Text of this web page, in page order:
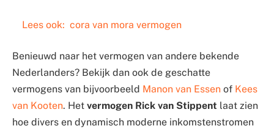
Lees ook: cora van mora vermogen
Benieuwd naar het vermogen van andere bekende
Nederlanders? Bekijk dan ook de geschatte
vermogens van bijvoorbeeld Manon van Essen of Kees
van Kooten. Het vermogen Rick van Stippent laat zien
hoe divers en dynamisch moderne inkomstenstromen